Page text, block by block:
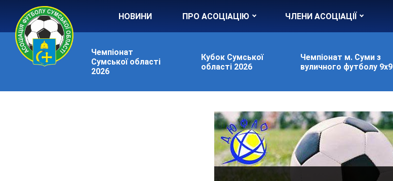
НОВИНИ ПРО АСОЦІАЦІЮ ЧЛЕНИ АСОЦІАЦІЇ
Чемпіонат
Сумської області
2026
Кубок Сумської
області 2026
Чемпіонат м. Суми з
вуличного футболу 9х9